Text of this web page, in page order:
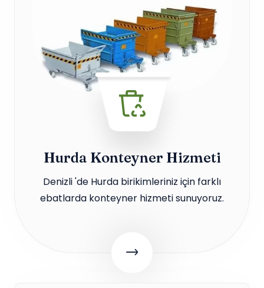
Hurda Konteyner Hizmeti
Denizli 'de Hurda birikimleriniz için farklı
ebatlarda konteyner hizmeti sunuyoruz.